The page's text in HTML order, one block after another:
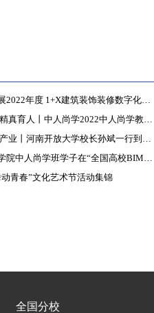
青春”文化艺术节活动集锦
全国分校